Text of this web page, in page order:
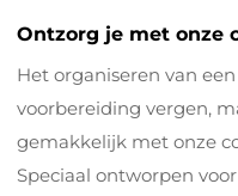
Ontzorg je met onze
Het organiseren van
voorbereiding vergen,
gemakkelijk met onze
Speciaal ontworpen